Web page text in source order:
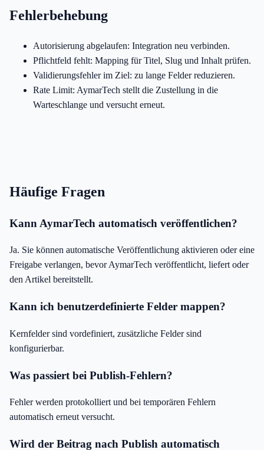
Fehlerbehebung
Autorisierung abgelaufen: Integration neu verbinden.
Pflichtfeld fehlt: Mapping für Titel, Slug und Inhalt prüfen.
Validierungsfehler im Ziel: zu lange Felder reduzieren.
Rate Limit: AymarTech stellt die Zustellung in die
Warteschlange und versucht erneut.
Häufige Fragen
Kann AymarTech automatisch veröffentlichen?
Ja. Sie können automatische Veröffentlichung aktivieren oder eine
Freigabe verlangen, bevor AymarTech veröffentlicht, liefert oder
den Artikel bereitstellt.
Kann ich benutzerdefinierte Felder mappen?
Kernfelder sind vordefiniert, zusätzliche Felder sind
konfigurierbar.
Was passiert bei Publish-Fehlern?
Fehler werden protokolliert und bei temporären Fehlern
automatisch erneut versucht.
Wird der Beitrag nach Publish automatisch